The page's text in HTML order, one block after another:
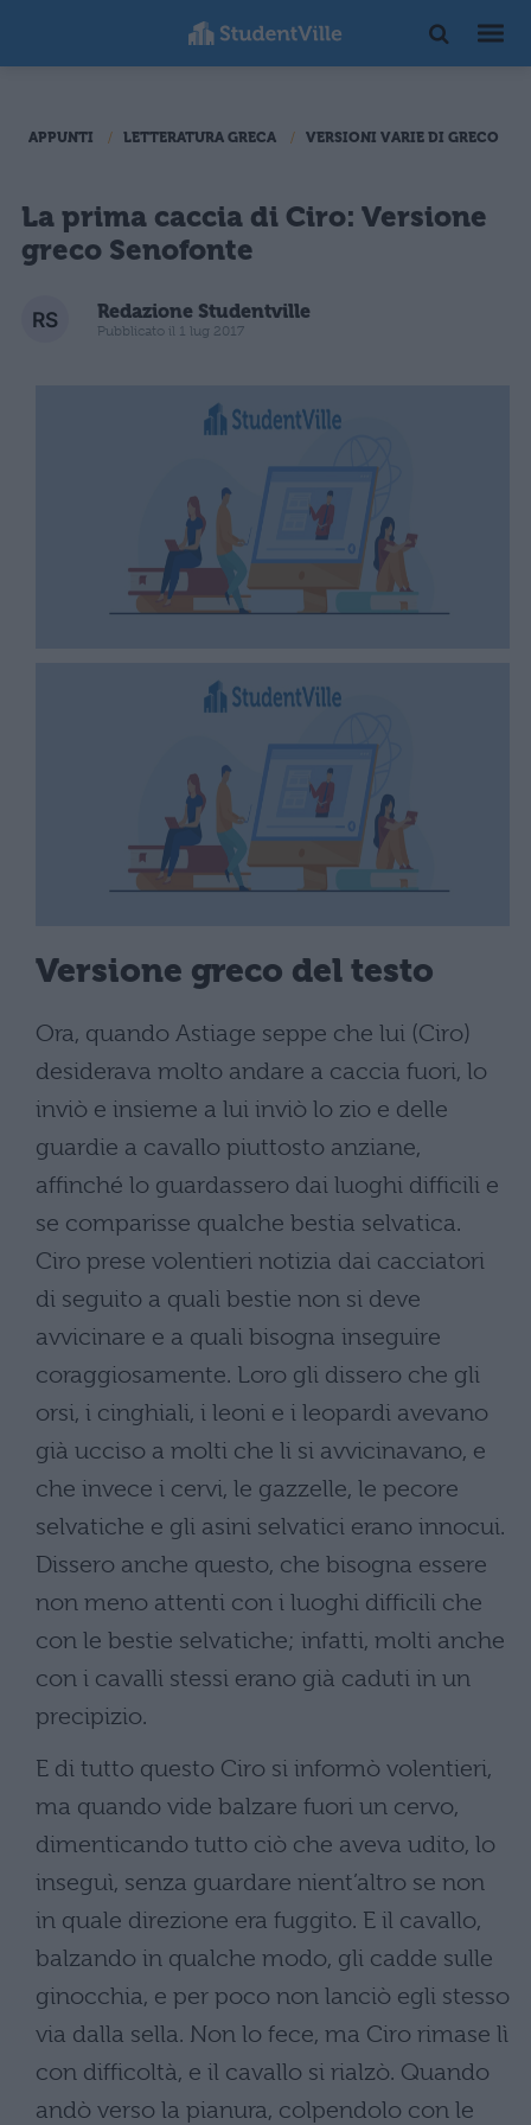
APPUNTI LETTERATURA GRECA VERSIONI VARIE DI GRECO
La prima caccia di Ciro: Versione
greco Senofonte
Redazione Studentville
Pubblicato il 1 lug 2017
Versione greco del testo
Ora, quando Astiage seppe che lui (Ciro)
desiderava molto andare a caccia fuori, lo
inviò e insieme a lui inviò lo zio e delle
guardie a cavallo piuttosto anziane,
affinché lo guardassero dai luoghi difficili e
se comparisse qualche bestia selvatica.
Ciro prese volentieri notizia dai cacciatori
di seguito a quali bestie non si deve
avvicinare e a quali bisogna inseguire
coraggiosamente. Loro gli dissero che gli
orsi, i cinghiali, i leoni e i leopardi avevano
già ucciso a molti che li si avvicinavano, e
che invece i cervi, le gazzelle, le pecore
selvatiche e gli asini selvatici erano innocui.
Dissero anche questo, che bisogna essere
non meno attenti con i luoghi difficili che
con le bestie selvatiche; infatti, molti anche
con i cavalli stessi erano già caduti in un
precipizio.
E di tutto questo Ciro si informò volentieri,
ma quando vide balzare fuori un cervo,
dimenticando tutto ciò che aveva udito, lo
inseguì, senza guardare nient’altro se non
in quale direzione era fuggito. E il cavallo,
balzando in qualche modo, gli cadde sulle
ginocchia, e per poco non lanciò egli stesso
via dalla sella. Non lo fece, ma Ciro rimase lì
con difficoltà, e il cavallo si rialzò. Quando
andò verso la pianura, colpendolo con le